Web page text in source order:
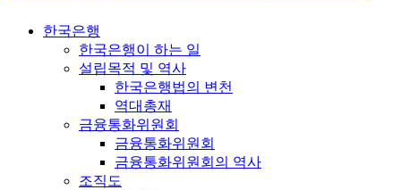
한국은행
한국은행이 하는 일
설립목적 및 역사
한국은행법의 변천
역대총재
금융통화위원회
금융통화위원회
금융통화위원회의 역사
조직도